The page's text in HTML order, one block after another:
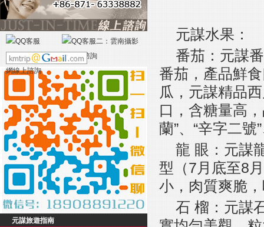
元謀旅遊指南
元謀水果：
番茄：元謀
番茄，產品鮮
瓜，元謀精品
口，含糖量高
蘭”、“辛字二號
龍 眼：元謀
型（7月底至8
小，肉質爽脆
石 榴：元謀